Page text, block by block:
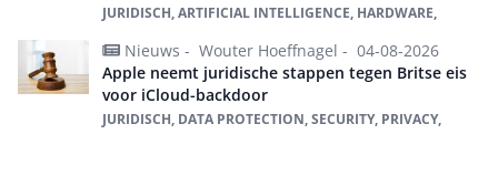
JURIDISCH, ARTIFICIAL INTELLIGENCE, HARDWARE,
Nieuws - Wouter Hoeffnagel - 04-08-2026
Apple neemt juridische stappen tegen Britse eis
voor iCloud-backdoor
JURIDISCH, DATA PROTECTION, SECURITY, PRIVACY,